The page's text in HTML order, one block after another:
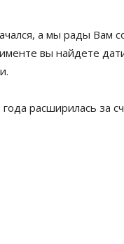
а мы рады Вам
вы найдете
года расширилась за